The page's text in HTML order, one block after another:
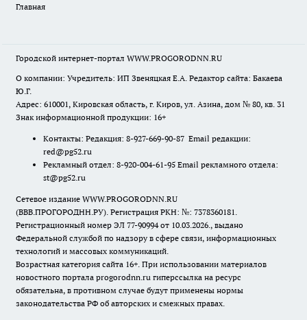
Главная
Городской интернет-портал WWW.PROGORODNN.RU
О компании: Учредитель: ИП Звеняцкая Е.А. Редактор сайта: Бакаева
Ю.Г.
Адрес: 610001, Кировская область, г. Киров, ул. Азина, дом № 80, кв. 31
Знак информационной продукции: 16+
Контакты: Редакция: 8-927-669-90-87 Email редакции:
red@pg52.ru
Рекламный отдел: 8-920-004-61-95 Email рекламного отдела:
st@pg52.ru
Сетевое издание WWW.PROGORODNN.RU
(ВВВ.ПРОГОРОДНН.РУ). Регистрация РКН: №: 7378360181.
Регистрационный номер ЭЛ 77-90994 от 10.03.2026., выдано
Федеральной службой по надзору в сфере связи, информационных
технологий и массовых коммуникаций.
Возрастная категория сайта 16+. При использовании материалов
новостного портала progorodnn.ru гиперссылка на ресурс
обязательна, в противном случае будут применены нормы
законодательства РФ об авторских и смежных правах.